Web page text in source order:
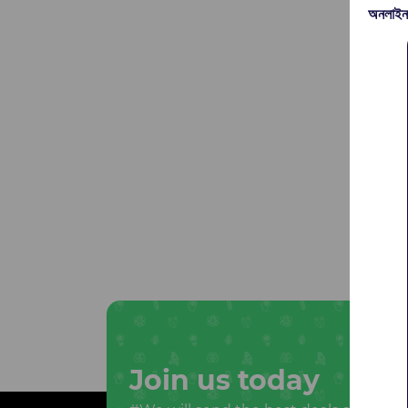
Join us today